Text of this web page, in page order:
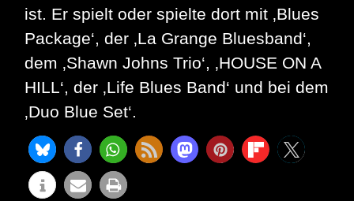
ist. Er spielt oder spielte dort mit ‚Blues
Package‘, der ‚La Grange Bluesband‘,
dem ‚Shawn Johns Trio‘, ‚HOUSE ON A
HILL‘, der ‚Life Blues Band‘ und bei dem
‚Duo Blue Set‘.